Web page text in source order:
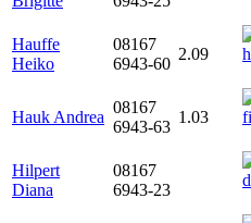
Hauffe
Heiko
08167
6943-60
2.09
Hauk Andrea
08167
6943-63
1.03
Hilpert
Diana
08167
6943-23